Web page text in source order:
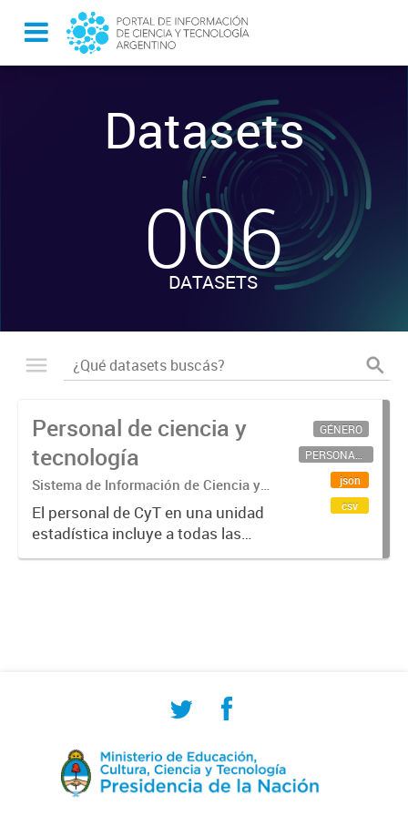
Datasets
-
006
DATASETS
Personal de ciencia y
tecnología
Sistema de Información de Ciencia y
Tecnología Argentino (SICYTAR)
El personal de CyT en una unidad
estadística incluye a todas las
personas involucradas
GÉNERO
PERSONAL CIENTÍFICO-TECNOLÓGICO
json
csv